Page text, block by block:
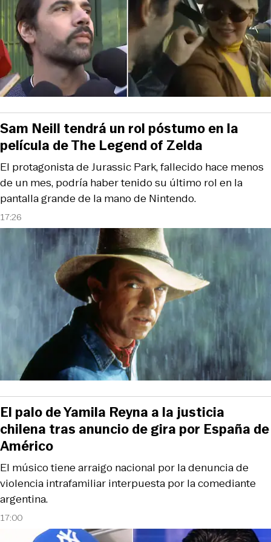
17:26
El protagonista de Jurassic Park, fallecido hace menos
de un mes, podría haber tenido su último rol en la
pantalla grande de la mano de Nintendo.
Sam Neill tendrá un rol póstumo en la
película de The Legend of Zelda
17:00
El músico tiene arraigo nacional por la denuncia de
violencia intrafamiliar interpuesta por la comediante
argentina.
El palo de Yamila Reyna a la justicia
chilena tras anuncio de gira por España de
Américo